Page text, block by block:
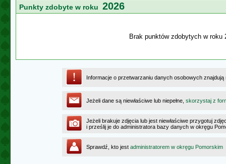
Punkty zdobyte w roku 2026
Brak punktów zdobytych w roku
Informacje o przetwarzaniu danych osobowych
Jeżeli dane są niewłaściwe lub niepełne, skorzystaj z
Jeżeli brakuje zdjęcia lub jest niewłaściwe przygotuj
i prześlij je do administratora bazy danych w okręgu
Sprawdź, kto jest administratorem w okręgu Pomorskim